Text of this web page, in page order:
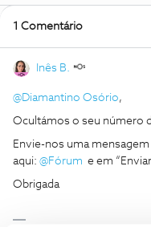
1 Comentário
Inês B.
@Diamantino Osório,
Ocultámos o seu número
Envie-nos uma mensagem
aqui: @Fórum e em
Obrigada